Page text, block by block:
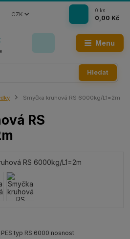
Menu
CZK
Hledat
0 ks
0,00 Kč
Smyčka kruhová RS 6000kg/L1=2m
RS
typ RS 6000 nosnost